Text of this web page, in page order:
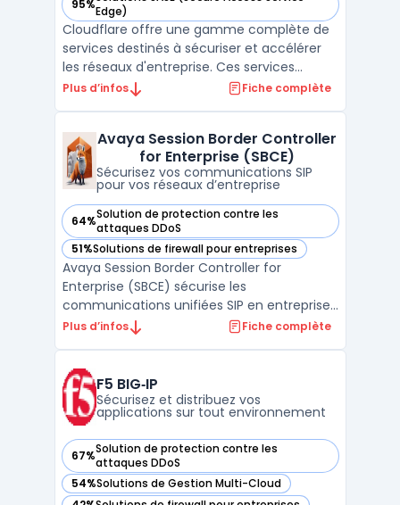
95%Edge)
— voir Cloudflare Network Services dans cette catégorie
Cloudflare offre une gamme complète de
services destinés à sécuriser et accélérer
les réseaux d'entreprise. Ces services
combinent sécurité, performances et
réseaux. En complément, Cloudflare
propose des modules additi ...
Plus d’infos Fiche complète
Avaya Session Border Controller
for Enterprise (SBCE)
Sécurisez vos communications SIP
pour vos réseaux d’entreprise
64%Solution de protection contre les
attaques DDoS
— voir Avaya Session Border Controller for Enterprise
51%Solutions de firewall pour entreprises
— voir Avaya Session Border Controller for Enterprise
Avaya Session Border Controller for
Enterprise (SBCE) sécurise les
communications unifiées SIP en entreprise
et gère les flux entre réseaux internes et
besoins des grandes structures disposant
de déploiements voix et vidé ...
Plus d’infos Fiche complète
F5 BIG‑IP
Sécurisez et distribuez vos
applications sur tout environnement
67%Solution de protection contre les
attaques DDoS
— voir F5 BIG‑IP dans cette catégorie
54%Solutions de Gestion Multi-Cloud
— voir F5 BIG‑IP dans cette catégorie